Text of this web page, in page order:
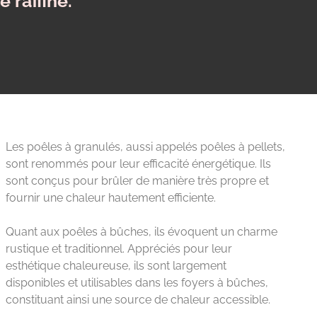
Les poêles à granulés, aussi appelés poêles à pellets,
sont renommés pour leur efficacité énergétique. Ils
sont conçus pour brûler de manière très propre et
fournir une chaleur hautement efficiente.
Quant aux poêles à bûches, ils évoquent un charme
rustique et traditionnel. Appréciés pour leur
esthétique chaleureuse, ils sont largement
disponibles et utilisables dans les foyers à bûches,
constituant ainsi une source de chaleur accessible.